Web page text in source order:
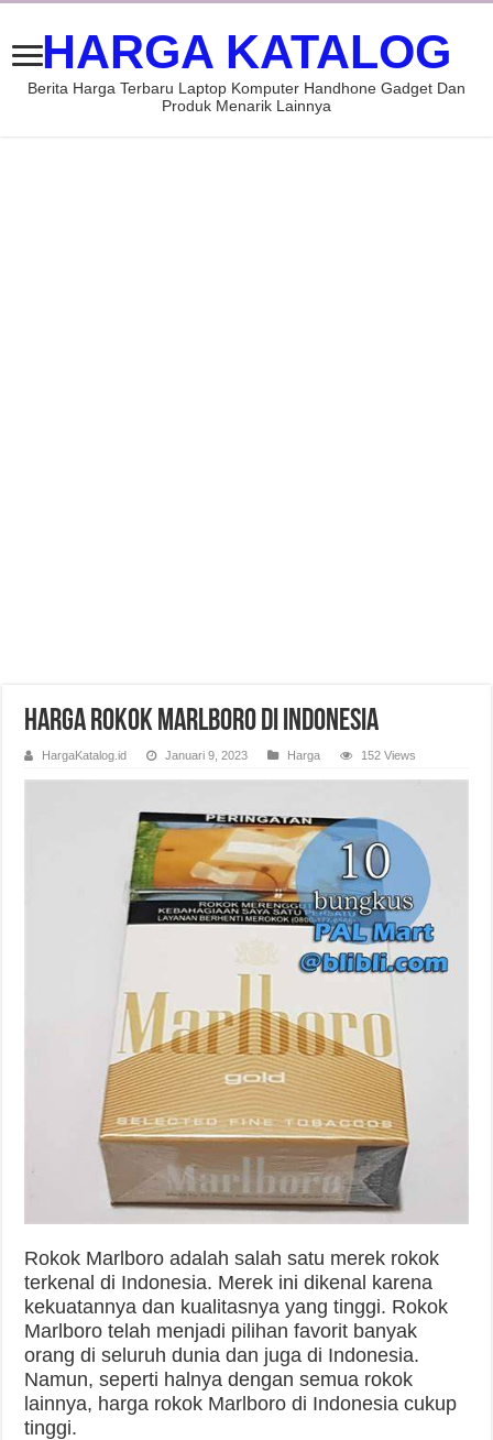
HARGA KATALOG
Berita Harga Terbaru Laptop Komputer Handhone Gadget Dan
Produk Menarik Lainnya
Harga Rokok Marlboro di Indonesia
HargaKatalog.id Januari 9, 2023 Harga 152 Views
Rokok Marlboro adalah salah satu merek rokok
terkenal di Indonesia. Merek ini dikenal karena
kekuatannya dan kualitasnya yang tinggi. Rokok
Marlboro telah menjadi pilihan favorit banyak
orang di seluruh dunia dan juga di Indonesia.
Namun, seperti halnya dengan semua rokok
lainnya, harga rokok Marlboro di Indonesia cukup
tinggi.